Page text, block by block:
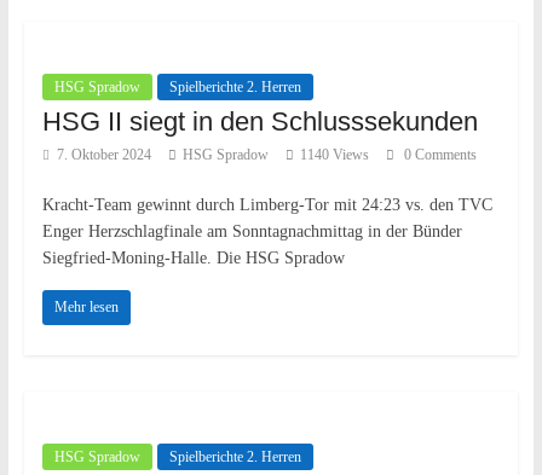
HSG Spradow Spielberichte 2. Herren
HSG II siegt in den Schlusssekunden
7. Oktober 2024 HSG Spradow 1140 Views 0 Comments
Kracht-Team gewinnt durch Limberg-Tor mit 24:23 vs. den TVC
Enger Herzschlagfinale am Sonntagnachmittag in der Bünder
Siegfried-Moning-Halle. Die HSG Spradow
Mehr lesen
HSG Spradow Spielberichte 2. Herren